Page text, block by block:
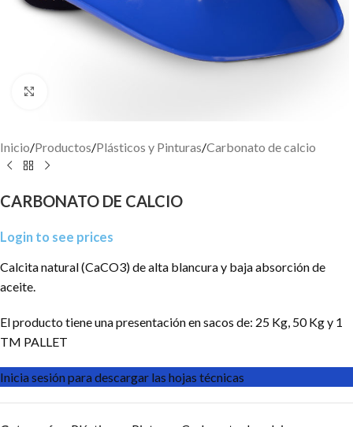
Inicio/Productos/Plásticos y Pinturas/Carbonato de calcio
CARBONATO DE CALCIO
Login to see prices
Calcita natural (CaCO3) de alta blancura y baja absorción de
aceite.
El producto tiene una presentación en sacos de: 25 Kg, 50 Kg y 1
TM PALLET
Inicia sesión para descargar las hojas técnicas